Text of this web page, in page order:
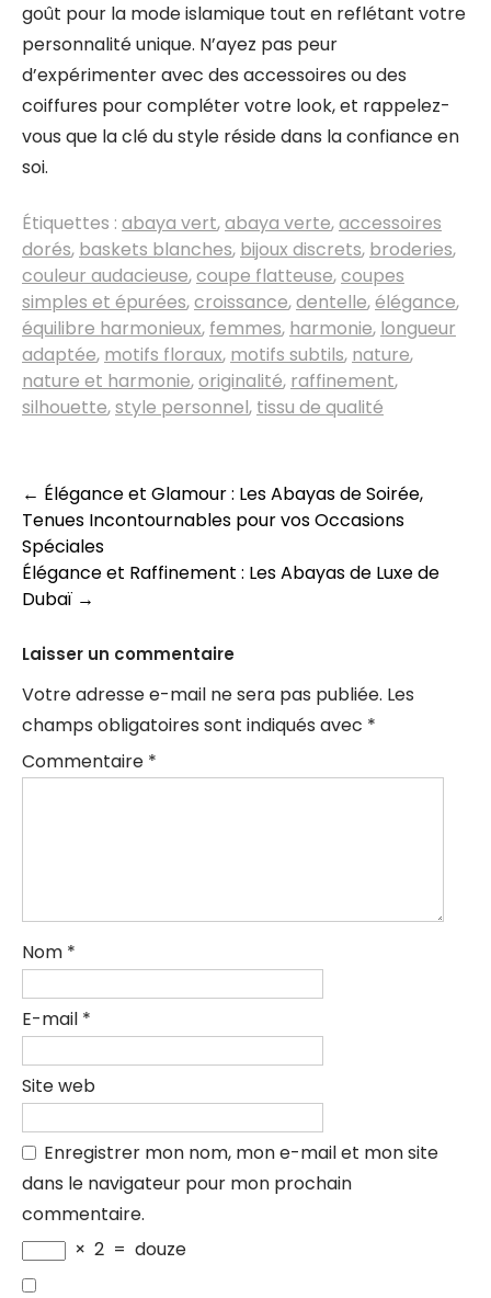
goût pour la mode islamique tout en reflétant votre
personnalité unique. N’ayez pas peur
d’expérimenter avec des accessoires ou des
coiffures pour compléter votre look, et rappelez-
vous que la clé du style réside dans la confiance en
soi.
Étiquettes : abaya vert,abaya verte,accessoires
dorés, baskets blanches, bijoux discrets, broderies,
couleur audacieuse,coupe flatteuse,coupes
simples et épurées,croissance,dentelle,élégance,
équilibre harmonieux, femmes, harmonie, longueur
adaptée, motifs floraux, motifs subtils, nature,
nature et harmonie,originalité, raffinement,
silhouette,style personnel, tissu de qualité
Navigation
des
articles
← Élégance et Glamour : Les Abayas de Soirée,
Tenues Incontournables pour vos Occasions
Spéciales
Élégance et Raffinement : Les Abayas de Luxe de
Dubaï →
Laisser un commentaire
Votre adresse e-mail ne sera pas publiée. Les
champs obligatoires sont indiqués avec *
Commentaire *
Nom *
E-mail *
Site web
Enregistrer mon nom, mon e-mail et mon site
dans le navigateur pour mon prochain
commentaire.
× 2 = douze